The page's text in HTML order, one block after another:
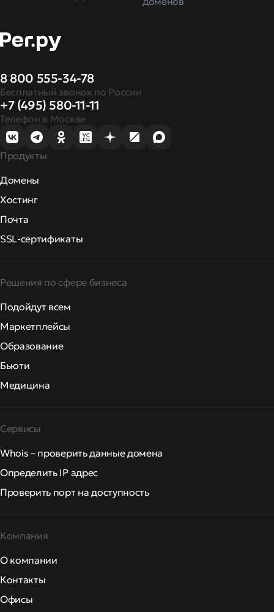
8 800 555-34-78
Бесплатный звонок по России
+7 (495) 580-11-11
Телефон в Москве
Продукты
Домены
Хостинг
Почта
SSL-сертификаты
Решения по сфере бизнеса
Подойдут всем
Маркетплейсы
Образование
Бьюти
Медицина
Сервисы
Whois – проверить данные домена
Определить IP адрес
Проверить порт на доступность
Компания
О компании
Контакты
Офисы